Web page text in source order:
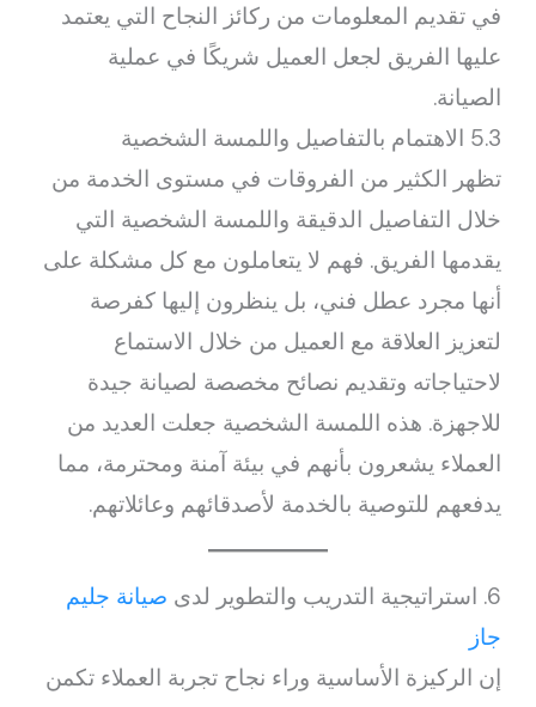
في تقديم المعلومات من ركائز النجاح التي يعتمد
عليها الفريق لجعل العميل شريكًا في عملية
الصيانة.
5.3 الاهتمام بالتفاصيل واللمسة الشخصية
تظهر الكثير من الفروقات في مستوى الخدمة من
خلال التفاصيل الدقيقة واللمسة الشخصية التي
يقدمها الفريق. فهم لا يتعاملون مع كل مشكلة على
أنها مجرد عطل فني، بل ينظرون إليها كفرصة
لتعزيز العلاقة مع العميل من خلال الاستماع
لاحتياجاته وتقديم نصائح مخصصة لصيانة جيدة
للاجهزة. هذه اللمسة الشخصية جعلت العديد من
العملاء يشعرون بأنهم في بيئة آمنة ومحترمة، مما
يدفعهم للتوصية بالخدمة لأصدقائهم وعائلاتهم.
6. استراتيجية التدريب والتطوير لدى
صيانة جليم
جاز
إن الركيزة الأساسية وراء نجاح تجربة العملاء تكمن